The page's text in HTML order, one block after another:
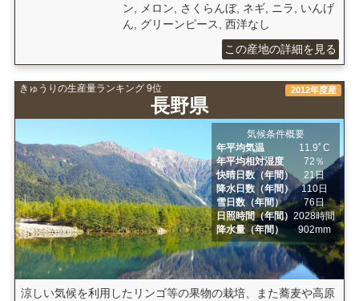
ン, メロン, さくらんぼ, ネギ, ニラ, いんげ
ん, グリーンピース, 西洋なし
この産地の詳細を見る
きゅうりの生産量ランキング 9位
長野県
2012年度産
気候条件概要
年平均気温
11.9ﾟC
年平均相対湿度
72％
快晴日数（年間）
21日
降水日数（年間）
110日
雪日数（年間）
76日
日照時間（年間）2028時間
降水量（年間）
902mm
涼しい気候を利用したリンゴ等の果物の栽培、また蕎麦や高原